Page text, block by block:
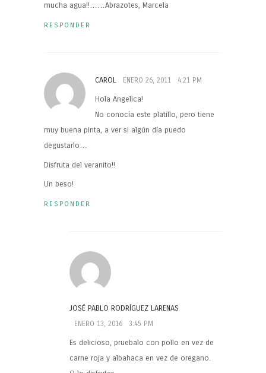
mucha agua!!……Abrazotes, Marcela
RESPONDER
CAROL ENERO 26, 2011 4:21 PM
Hola Angelica!
No conocía este platillo, pero tiene
muy buena pinta, a ver si algún día puedo
degustarlo…
Disfruta del veranito!!
Un beso!
RESPONDER
JOSÉ PABLO RODRÍGUEZ LARENAS
ENERO 13, 2016 3:45 PM
Es delicioso, pruebalo con pollo en vez de
carne roja y albahaca en vez de oregano.